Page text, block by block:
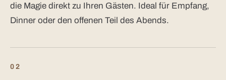
die Magie direkt zu Ihren Gästen. Ideal für Empfang,
Dinner oder den offenen Teil des Abends.
02